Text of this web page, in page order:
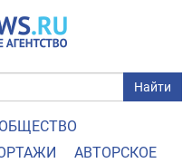
Найти
ОБЩЕСТВО
АВТОРСКОЕ